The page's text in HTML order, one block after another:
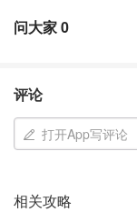
问大家0
评论
打开App写评论
相关攻略